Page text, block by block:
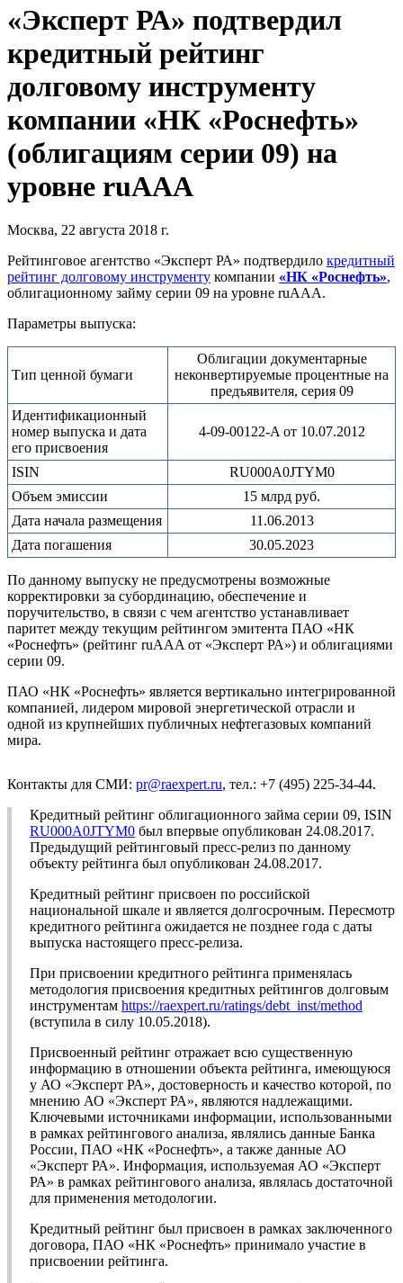
«Эксперт РА» подтвердил
кредитный рейтинг
долговому инструменту
компании «НК «Роснефть»
(облигациям серии 09) на
уровне ruAAA
Москва, 22 августа 2018 г.
Рейтинговое агентство «Эксперт РА» подтвердило кредитный
рейтинг долговому инструменту компании «НК «Роснефть»,
облигационному займу серии 09 на уровне ruAAA.
Параметры выпуска:
Тип ценной бумаги
Облигации документарные
неконвертируемые процентные на
предъявителя, серия 09
Идентификационный
номер выпуска и дата
его присвоения
4-09-00122-A от 10.07.2012
ISIN
RU000A0JTYM0
Объем эмиссии
15 млрд руб.
Дата начала размещения
11.06.2013
Дата погашения
30.05.2023
По данному выпуску не предусмотрены возможные
корректировки за субординацию, обеспечение и
поручительство, в связи с чем агентство устанавливает
паритет между текущим рейтингом эмитента ПАО «НК
«Роснефть» (рейтинг ruAAA от «Эксперт РА») и облигациями
серии 09.
ПАО «НК «Роснефть» является вертикально интегрированной
компанией, лидером мировой энергетической отрасли и
одной из крупнейших публичных нефтегазовых компаний
мира.
Контакты для СМИ: pr@raexpert.ru, тел.: +7 (495) 225-34-44.
Кредитный рейтинг облигационного займа серии 09, ISIN
RU000A0JTYM0 был впервые опубликован 24.08.2017.
Предыдущий рейтинговый пресс-релиз по данному
объекту рейтинга был опубликован 24.08.2017.
Кредитный рейтинг присвоен по российской
национальной шкале и является долгосрочным. Пересмотр
кредитного рейтинга ожидается не позднее года с даты
выпуска настоящего пресс-релиза.
При присвоении кредитного рейтинга применялась
методология присвоения кредитных рейтингов долговым
инструментам https://raexpert.ru/ratings/debt_inst/method
(вступила в силу 10.05.2018).
Присвоенный рейтинг отражает всю существенную
информацию в отношении объекта рейтинга, имеющуюся
у АО «Эксперт РА», достоверность и качество которой, по
мнению АО «Эксперт РА», являются надлежащими.
Ключевыми источниками информации, использованными
в рамках рейтингового анализа, являлись данные Банка
России, ПАО «НК «Роснефть», а также данные АО
«Эксперт РА». Информация, используемая АО «Эксперт
РА» в рамках рейтингового анализа, являлась достаточной
для применения методологии.
Кредитный рейтинг был присвоен в рамках заключенного
договора, ПАО «НК «Роснефть» принимало участие в
присвоении рейтинга.